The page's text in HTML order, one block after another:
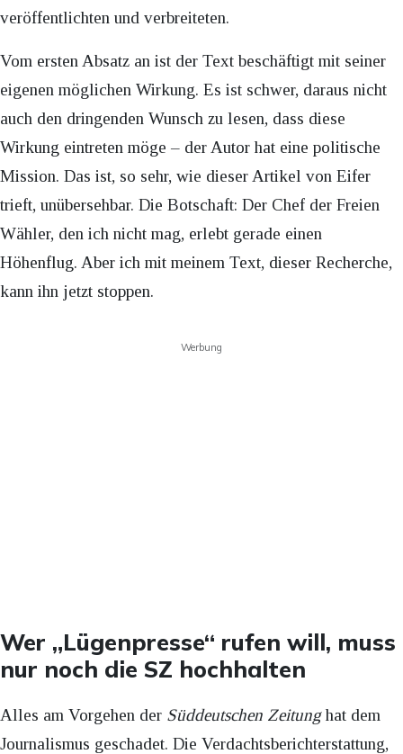
veröffentlichten und verbreiteten.
Vom ersten Absatz an ist der Text beschäftigt mit seiner
eigenen möglichen Wirkung. Es ist schwer, daraus nicht
auch den dringenden Wunsch zu lesen, dass diese
Wirkung eintreten möge – der Autor hat eine politische
Mission. Das ist, so sehr, wie dieser Artikel von Eifer
trieft, unübersehbar. Die Botschaft: Der Chef der Freien
Wähler, den ich nicht mag, erlebt gerade einen
Höhenflug. Aber ich mit meinem Text, dieser Recherche,
kann ihn jetzt stoppen.
Werbung
Wer „Lügenpresse“ rufen will, muss
nur noch die SZ hochhalten
Alles am Vorgehen der Süddeutschen Zeitunghat dem
Journalismus geschadet. Die Verdachtsberichterstattung,